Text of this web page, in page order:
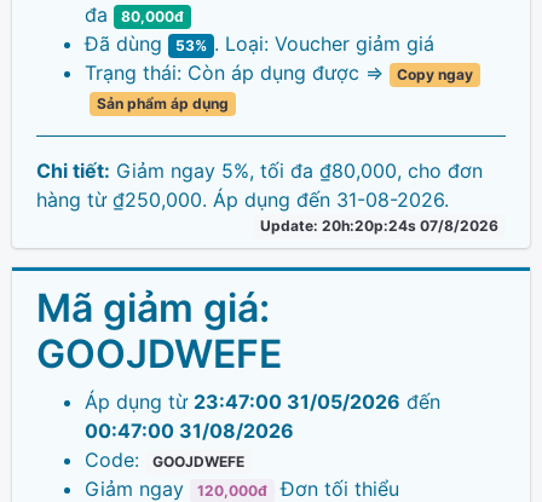
đa
80,000đ
Đã dùng 53% . Loại: Voucher giảm giá
Trạng thái: Còn áp dụng được =>
Copy ngay
Sản phẩm áp dụng
Chi tiết: Giảm ngay 5%, tối đa ₫80,000, cho đơn
hàng từ ₫250,000. Áp dụng đến 31-08-2026.
Update: 20h:20p:24s 07/8/2026
Mã giảm giá:
GOOJDWEFE
Áp dụng từ 23:47:00 31/05/2026 đến
00:47:00 31/08/2026
Code:
GOOJDWEFE
Giảm ngay 120,000đ Đơn tối thiểu